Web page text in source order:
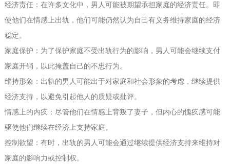
经济责任：在许多文化中，男人可能被期望承担家庭的经济责任。即
使他们在情感上出轨，他们可能仍然认为自己有义务维持家庭的经济
稳定。
家庭保护：为了保护家庭不受出轨行为的影响，男人可能会继续支付
家庭开销，以此掩盖自己的不忠行为。
维持形象：出轨的男人可能出于对家庭和社会形象的考虑，继续提供
经济支持，以避免引起他人的质疑或批评。
情感上的内疚：尽管他们在情感上背叛了妻子，但内心的愧疚感可能
驱使他们继续在经济上支持家庭。
控制欲望：有时，出轨的男人可能会通过继续提供经济支持来维持对
家庭的影响力或控制权。